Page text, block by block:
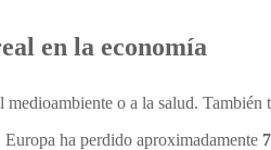
en la economía
o a la salud.
Europa ha perdido aproximadamente